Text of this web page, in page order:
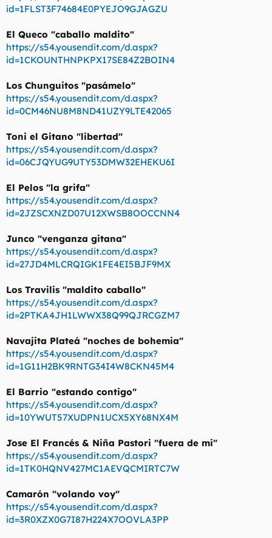
id=1FLST3F74684E0PYEJO9GJAGZU
El Queco "caballo maldito"
https://s54.yousendit.com/d.aspx?
id=1CKOUNTHNPKPX17SE84Z2BOIN4
Los Chunguitos "pasámelo"
https://s54.yousendit.com/d.aspx?
id=0CM46NU8M8ND41UZY9LTE42065
Toni el Gitano "libertad"
https://s54.yousendit.com/d.aspx?
id=06CJQYUG9UTY53DMW32EHEKU6I
El Pelos "la grifa"
https://s54.yousendit.com/d.aspx?
id=2JZSCXNZD07U12XWSB8OOCCNN4
Junco "venganza gitana"
https://s54.yousendit.com/d.aspx?
id=27JD4MLCRQIGK1FE4EI5BJF9MX
Los Travilis "maldito caballo"
https://s54.yousendit.com/d.aspx?
id=2PTKA4JH1LWWX38Q99QJRCGZM7
Navajita Plateá "noches de bohemia"
https://s54.yousendit.com/d.aspx?
id=1G11H2BK9RNTG34I4W8CKN45M4
El Barrio "estando contigo"
https://s54.yousendit.com/d.aspx?
id=10YWUT57XUDPN1UCX5XY68NX4M
Jose El Francés & Niña Pastori "fuera de mi"
https://s54.yousendit.com/d.aspx?
id=1TK0HQNV427MC1AEVQCMIRTC7W
Camarón "volando voy"
https://s54.yousendit.com/d.aspx?
id=3R0XZX0G7I87H224X7OOVLA3PP